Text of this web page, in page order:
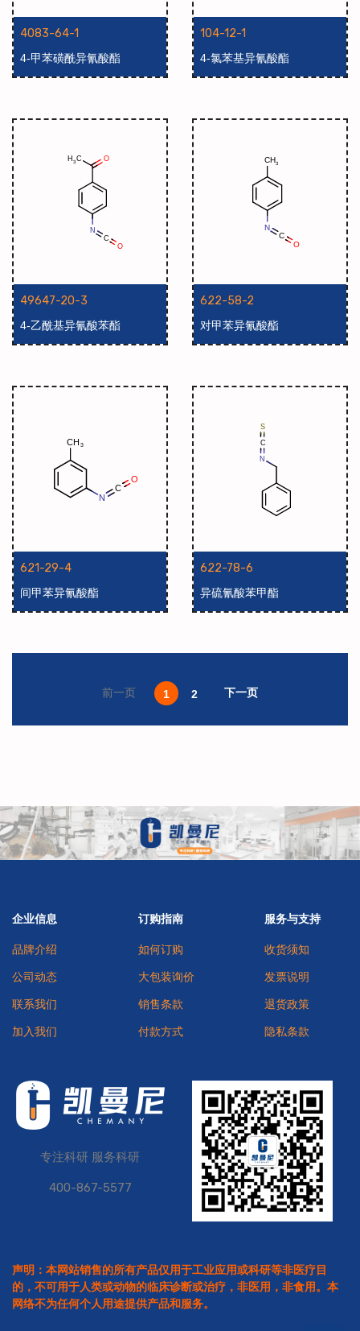
4083-64-1
4-甲苯磺酰异氰酸酯
104-12-1
4-氯苯基异氰酸酯
49647-20-3
4-乙酰基异氰酸苯酯
622-58-2
对甲苯异氰酸酯
621-29-4
间甲苯异氰酸酯
622-78-6
异硫氰酸苯甲酯
前一页 1 2 下一页
企业信息
品牌介绍
公司动态
联系我们
加入我们
订购指南
如何订购
大包装询价
销售条款
付款方式
服务与支持
收货须知
发票说明
退货政策
隐私条款
专注科研 服务科研
400-867-5577
声明：本网站销售的所有产品仅用于工业应用或科研等非医疗目
的，不可用于人类或动物的临床诊断或治疗，非医用，非食用。本
网络不为任何个人用途提供产品和服务。